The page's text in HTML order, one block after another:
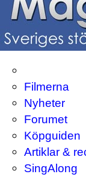
Filmerna
Nyheter
Forumet
Köpguiden
Artiklar &
SingAlong